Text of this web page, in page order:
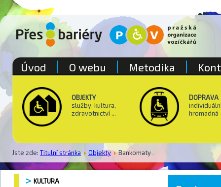
OBJEKTY
služby, kultura,
zdravotnictví ...
DOPRAVA
hromadná
Jste zde: Titulní stránka Objekty Bankomaty
Úvod O webu Metodika
KULTURA